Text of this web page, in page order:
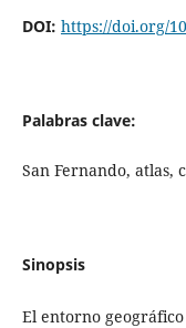
DOI: https://doi.org/
Palabras clave:
San Fernando, atlas,
Sinopsis
El entorno